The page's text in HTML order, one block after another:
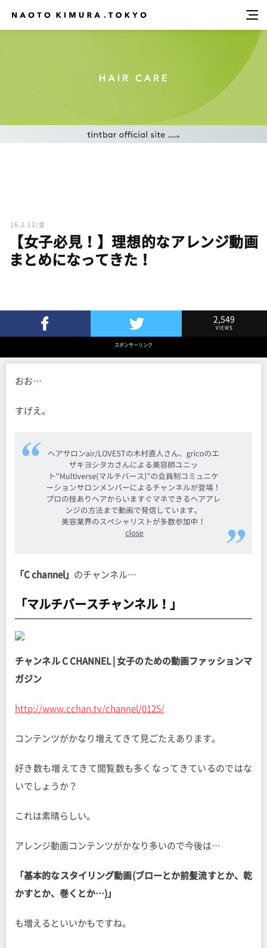
16.2.12/金
【女子必見！】理想的なアレンジ動画
まとめになってきた！
Twitterでツイート
2,549
VIEWS
スポンサーリンク
おお…
すげえ。
「C channel」 のチャンネル…
「マルチバースチャンネル！」
チャンネル C CHANNEL | 女子のための動画ファッションマ
ガジン
http://www.cchan.tv/channel/0125/
コンテンツがかなり増えてきて見ごたえあります。
好き数も増えてきて閲覧数も多くなってきているのではな
いでしょうか？
これは素晴らしい。
アレンジ動画コンテンツがかなり多いので今後は…
「基本的なスタイリング動画(ブローとか前髪流すとか、乾
かすとか、巻くとか…)」
も増えるといいかもですね。